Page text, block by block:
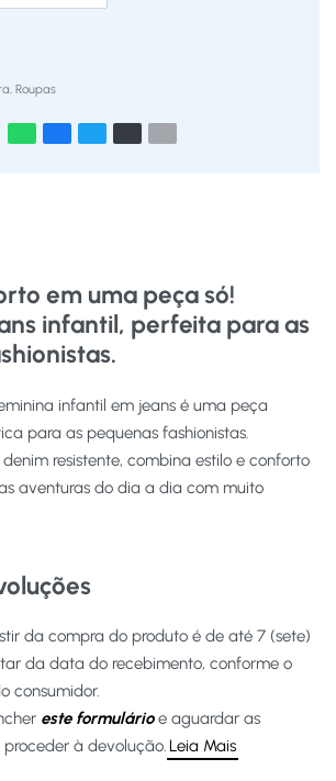
, Roupas
em uma peça só!
infantil, perfeita para as
infantil em jeans é uma peça
para as pequenas fashionistas.
resistente, combina estilo e conforto
aventuras do dia a dia com muito
da compra do produto é de até 7 (sete)
da data do recebimento, conforme o
consumidor.
este formulárioe aguardar as
à devolução.Leia Mais